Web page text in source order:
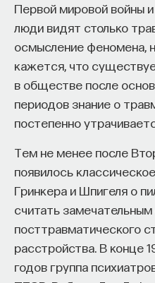
Первой мировой войны
люди видят столько
осмысление феномена,
кажется, что
в обществе после
периодов знание о
постепенно
Тем не менее после
появилось
Гринкера и Шпигеля о
считать
посттравматического
расстройства. В конце
годов группа